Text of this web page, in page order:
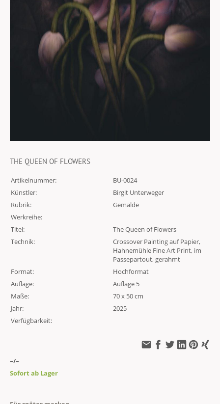
THE QUEEN OF FLOWERS
Artikelnummer:
BU-0024
Künstler:
Birgit Unterweger
Rubrik:
Gemälde
Werkreihe:
Titel:
The Queen of Flowers
Technik:
Crossover Painting auf Papier,
Hahnemühle Fine Art Print, im
Passepartout, gerahmt
Format:
Hochformat
Auflage:
Auflage 5
Maße:
70 x 50 cm
Jahr:
2025
Verfügbarkeit:
–/–
Sofort ab Lager